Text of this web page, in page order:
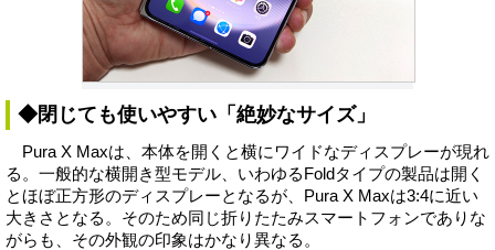
◆閉じても使いやすい「絶妙なサイズ」
Pura X Maxは、本体を開くと横にワイドなディスプレーが現れ
る。一般的な横開き型モデル、いわゆるFoldタイプの製品は開く
とほぼ正方形のディスプレーとなるが、Pura X Maxは3:4に近い
大きさとなる。そのため同じ折りたたみスマートフォンでありな
がらも、その外観の印象はかなり異なる。